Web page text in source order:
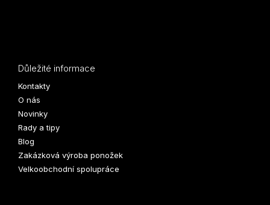
Důležité informace
Kontakty
O nás
Novinky
Rady a tipy
Blog
Zakázková výroba ponožek
Velkoobchodní spolupráce